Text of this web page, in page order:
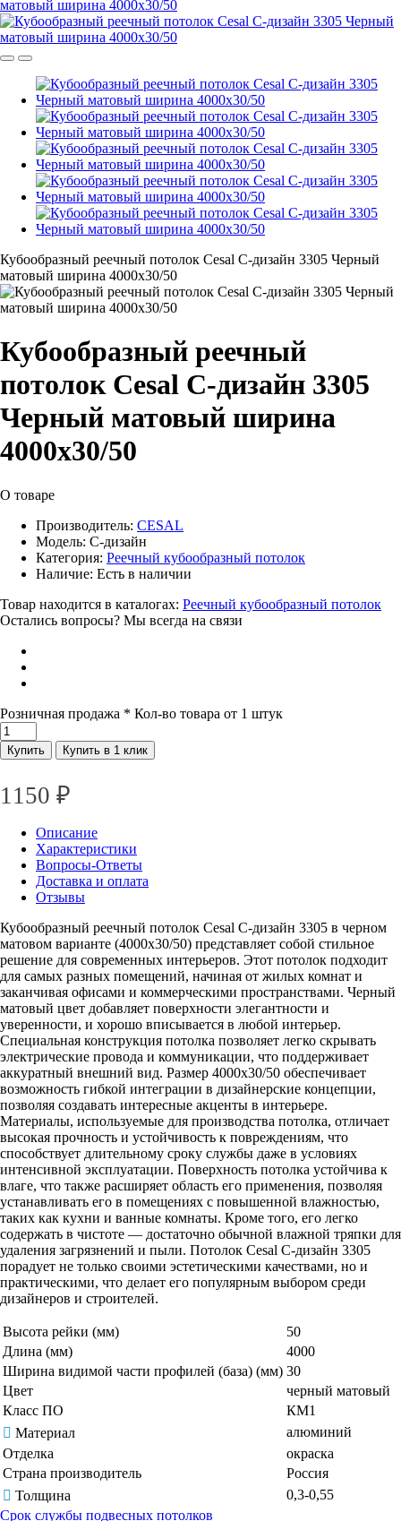
Кубообразный реечный потолок Cesal C-дизайн 3305 Черный
матовый ширина 4000х30/50
Кубообразный реечный
потолок Cesal C-дизайн 3305
Черный матовый ширина
4000х30/50
О товаре
Производитель: CESAL
Модель: C-дизайн
Категория: Реечный кубообразный потолок
Наличие: Есть в наличии
Товар находится в каталогах: Реечный кубообразный потолок
Остались вопросы? Мы всегда на связи
Розничная продажа * Кол-во товара от 1 штук
Купить Купить в 1 клик
1150 ₽
Описание
Характеристики
Вопросы-Ответы
Доставка и оплата
Отзывы
Кубообразный реечный потолок Cesal C-дизайн 3305 в черном
матовом варианте (4000х30/50) представляет собой стильное
решение для современных интерьеров. Этот потолок подходит
для самых разных помещений, начиная от жилых комнат и
заканчивая офисами и коммерческими пространствами. Черный
матовый цвет добавляет поверхности элегантности и
уверенности, и хорошо вписывается в любой интерьер.
Специальная конструкция потолка позволяет легко скрывать
электрические провода и коммуникации, что поддерживает
аккуратный внешний вид. Размер 4000х30/50 обеспечивает
возможность гибкой интеграции в дизайнерские концепции,
позволяя создавать интересные акценты в интерьере.
Материалы, используемые для производства потолка, отличает
высокая прочность и устойчивость к повреждениям, что
способствует длительному сроку службы даже в условиях
интенсивной эксплуатации. Поверхность потолка устойчива к
влаге, что также расширяет область его применения, позволяя
устанавливать его в помещениях с повышенной влажностью,
таких как кухни и ванные комнаты. Кроме того, его легко
содержать в чистоте — достаточно обычной влажной тряпки для
удаления загрязнений и пыли. Потолок Cesal C-дизайн 3305
порадует не только своими эстетическими качествами, но и
практическими, что делает его популярным выбором среди
дизайнеров и строителей.
Высота рейки (мм)
50
Длина (мм)
4000
Ширина видимой части профилей (база) (мм) 30
Цвет
черный матовый
Класс ПО
КМ1
Материал
алюминий
Отделка
окраска
Страна производитель
Россия
Толщина
0,3-0,55
Срок службы подвесных потолков